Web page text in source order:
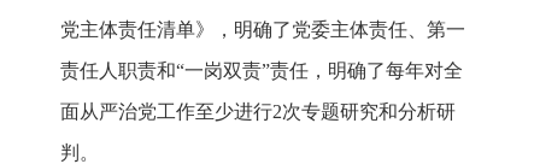
党主体责任清单》，明确了党委主体责任、第一
责任人职责和“一岗双责”责任，明确了每年对全
面从严治党工作至少进行2次专题研究和分析研
判。